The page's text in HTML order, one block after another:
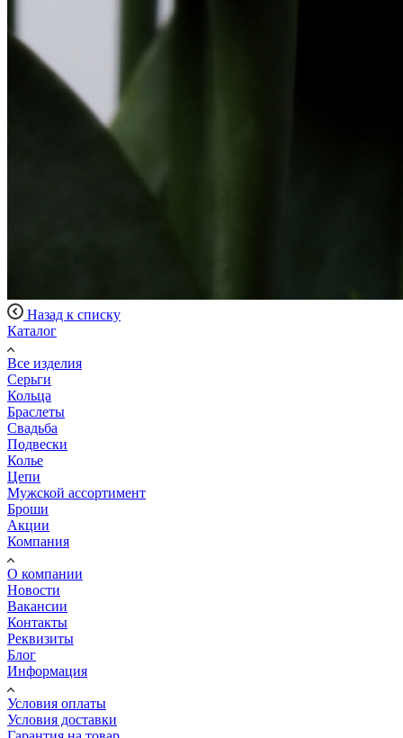
Назад к списку
Каталог
Все изделия
Серьги
Кольца
Браслеты
Свадьба
Подвески
Колье
Цепи
Мужской ассортимент
Броши
Акции
Компания
О компании
Новости
Вакансии
Контакты
Реквизиты
Блог
Информация
Условия оплаты
Условия доставки